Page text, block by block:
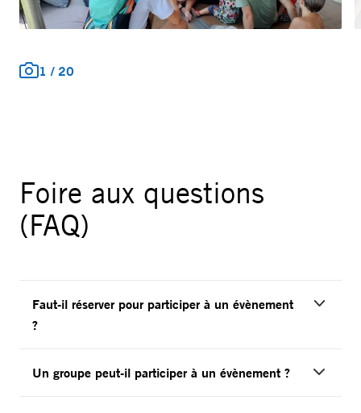
1 /20
Foire aux questions
(FAQ)
Faut-il réserver pour participer à un évènement
?
Un groupe peut-il participer à un évènement ?